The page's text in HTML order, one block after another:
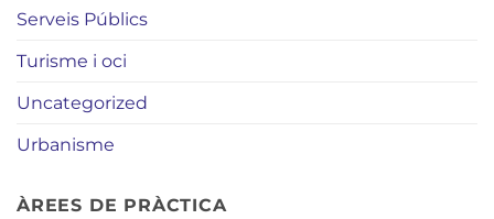
Serveis Públics
Turisme i oci
Uncategorized
Urbanisme
ÀREES DE PRÀCTICA